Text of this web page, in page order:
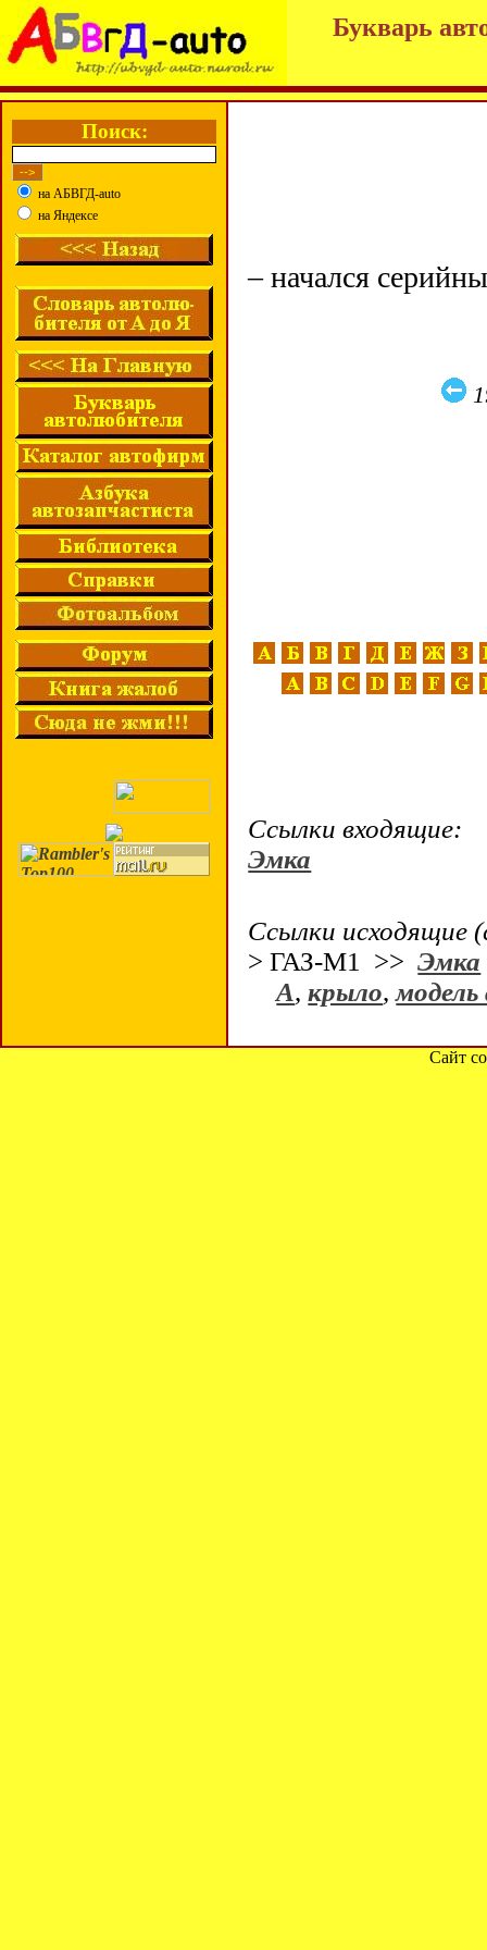
Букварь
Поиск:
на АБВГД-auto
на Яндексе
– начался
Ссылки входящие:
Эмка
Ссылки исходящие
> ГАЗ-М1 >>Эмка
А,крыло,
Сайт